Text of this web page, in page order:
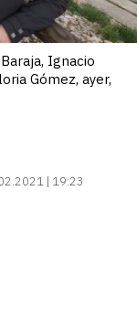
Ignacio
Gómez, ayer,
| 19:23